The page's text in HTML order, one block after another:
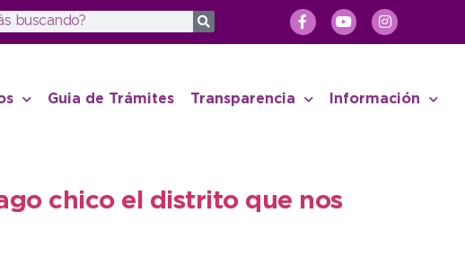
Guia de Trámites Transparencia Información
chico el distrito que nos